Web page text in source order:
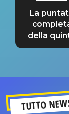
La
della
tappa
TUTTO